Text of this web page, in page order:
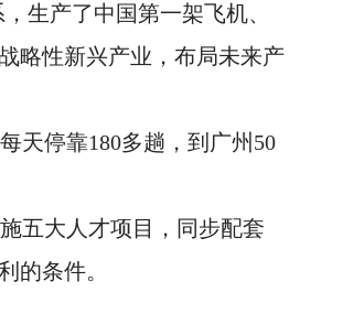
生产了中国第一架飞机、
略性新兴产业，布局未来产
天停靠180多趟，到广州50
五大人才项目，同步配套
的条件。